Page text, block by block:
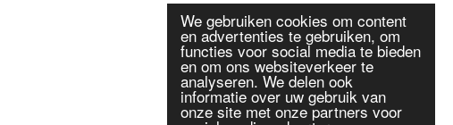
We gebruiken cookies om content
en advertenties te gebruiken, om
functies voor social media te bieden
en om ons websiteverkeer te
analyseren. We delen ook
informatie over uw gebruik van
onze site met onze partners voor